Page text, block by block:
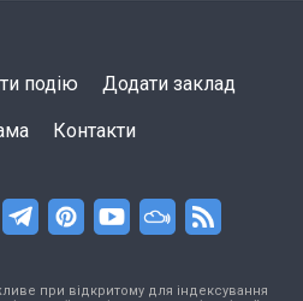
подію Додати заклад
Контакти
при відкритому для індексування